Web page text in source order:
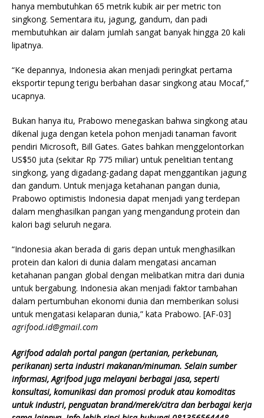
hanya membutuhkan 65 metrik kubik air per metric ton
singkong. Sementara itu, jagung, gandum, dan padi
membutuhkan air dalam jumlah sangat banyak hingga 20 kali
lipatnya.
“Ke depannya, Indonesia akan menjadi peringkat pertama
eksportir tepung terigu berbahan dasar singkong atau Mocaf,”
ucapnya.
Bukan hanya itu, Prabowo menegaskan bahwa singkong atau
dikenal juga dengan ketela pohon menjadi tanaman favorit
pendiri Microsoft, Bill Gates. Gates bahkan menggelontorkan
US$50 juta (sekitar Rp 775 miliar) untuk penelitian tentang
singkong, yang digadang-gadang dapat menggantikan jagung
dan gandum. Untuk menjaga ketahanan pangan dunia,
Prabowo optimistis Indonesia dapat menjadi yang terdepan
dalam menghasilkan pangan yang mengandung protein dan
kalori bagi seluruh negara.
“Indonesia akan berada di garis depan untuk menghasilkan
protein dan kalori di dunia dalam mengatasi ancaman
ketahanan pangan global dengan melibatkan mitra dari dunia
untuk bergabung. Indonesia akan menjadi faktor tambahan
dalam pertumbuhan ekonomi dunia dan memberikan solusi
untuk mengatasi kelaparan dunia,” kata Prabowo. [AF-03]
agrifood.id@gmail.com
Agrifood adalah portal pangan (pertanian, perkebunan,
perikanan) serta industri makanan/minuman. Selain sumber
informasi, Agrifood juga melayani berbagai jasa, seperti
konsultasi, komunikasi dan promosi produk atau komoditas
untuk industri, penguatan brand/merek/citra dan berbagai kerja